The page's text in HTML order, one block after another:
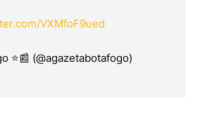
VXMfoF9ued
⭐📰 (@agazetabotafogo)